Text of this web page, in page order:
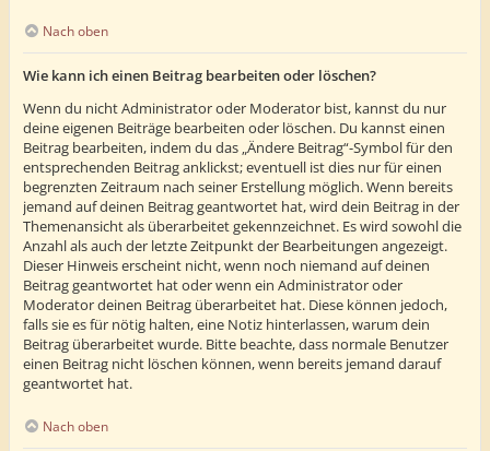
Nach oben
Wie kann ich einen Beitrag bearbeiten oder löschen?
Wenn du nicht Administrator oder Moderator bist, kannst du nur
deine eigenen Beiträge bearbeiten oder löschen. Du kannst einen
Beitrag bearbeiten, indem du das „Ändere Beitrag“-Symbol für den
entsprechenden Beitrag anklickst; eventuell ist dies nur für einen
begrenzten Zeitraum nach seiner Erstellung möglich. Wenn bereits
jemand auf deinen Beitrag geantwortet hat, wird dein Beitrag in der
Themenansicht als überarbeitet gekennzeichnet. Es wird sowohl die
Anzahl als auch der letzte Zeitpunkt der Bearbeitungen angezeigt.
Dieser Hinweis erscheint nicht, wenn noch niemand auf deinen
Beitrag geantwortet hat oder wenn ein Administrator oder
Moderator deinen Beitrag überarbeitet hat. Diese können jedoch,
falls sie es für nötig halten, eine Notiz hinterlassen, warum dein
Beitrag überarbeitet wurde. Bitte beachte, dass normale Benutzer
einen Beitrag nicht löschen können, wenn bereits jemand darauf
geantwortet hat.
Nach oben